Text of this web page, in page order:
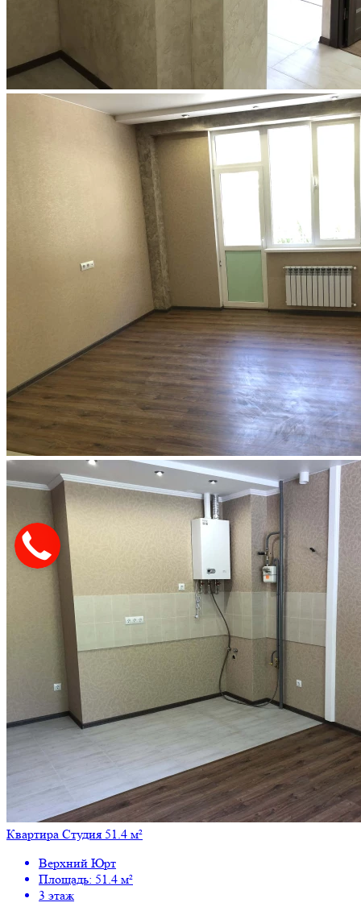
Квартира Студия 51.4 м²
Верхний Юрт
Площадь: 51.4 м²
3 этаж